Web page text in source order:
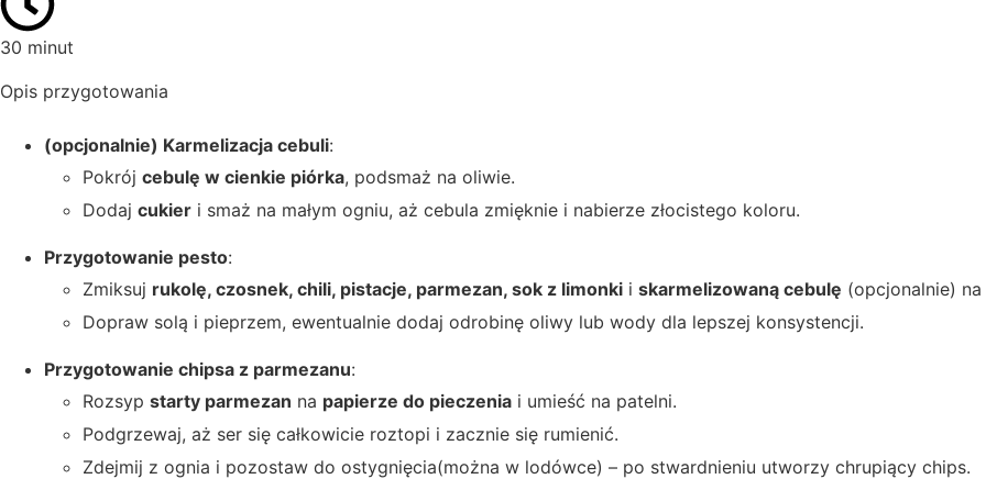
30 minut
Opis przygotowania
(opcjonalnie) Karmelizacja cebuli:
Pokrój cebulę w cienkie piórka, podsmaż na oliwie.
Dodaj cukier i smaż na małym ogniu, aż cebula zmięknie i nabierze złocistego koloru.
Przygotowanie pesto:
Zmiksuj rukolę, czosnek, chili, pistacje, parmezan, sok z limonki i skarmelizowaną cebulę (opcjonalnie) na
Dopraw solą i pieprzem, ewentualnie dodaj odrobinę oliwy lub wody dla lepszej konsystencji.
Przygotowanie chipsa z parmezanu:
Rozsyp starty parmezan na papierze do pieczenia i umieść na patelni.
Podgrzewaj, aż ser się całkowicie roztopi i zacznie się rumienić.
Zdejmij z ognia i pozostaw do ostygnięcia(można w lodówce) – po stwardnieniu utworzy chrupiący chips.